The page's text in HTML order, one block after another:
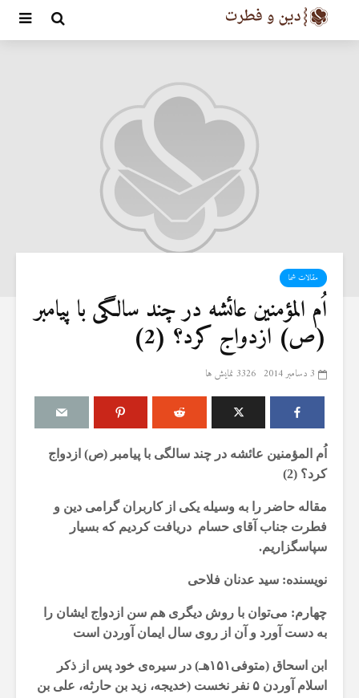
مقالات شما
اُم المؤمنین عائشه‌ در چند سالگی با پیامبر
(ص) ازدواج کرد؟ (2)‏
3 دسامبر 2014 3326 نمایش ها
اُم المؤمنین عائشه‌ در چند سالگی با پیامبر (ص) ازدواج
کرد؟ (2)
مقاله حاضر را به وسیله یکی از کاربران گرامی دین و
فطرت جناب آقای حسام دریافت کردیم که بسیار
سپاسگزاریم.
نویسنده: سید عدنان فلاحی
چهارم: می‌توان با روش دیگری هم سن ازدواج ایشان را
به دست آورد و آن از روی سال ایمان آوردن است
ابن اسحاق (متوفی۱۵۱هـ) در سیره‌ی خود پس از ذکر
اسلام آوردن ۵ نفر نخست (خدیجه، زید بن حارثه، علی بن
17 جولای 2026
18 نمایش ها
دیوار، ارتباطی با علم غیبِ
8 جولای 2026
23 نمایش ها
منظور از «وَفق» و حکم
ساختن یا درخواست آن
7 نمایش ها